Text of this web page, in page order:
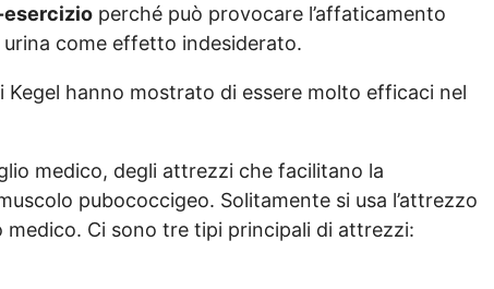
perché può provocare l’affaticamento
come effetto indesiderato.
hanno mostrato di essere molto efficaci nel
medico, degli attrezzi che facilitano la
pubococcigeo. Solitamente si usa l’attrezzo
medico. Ci sono tre tipi principali di attrezzi: